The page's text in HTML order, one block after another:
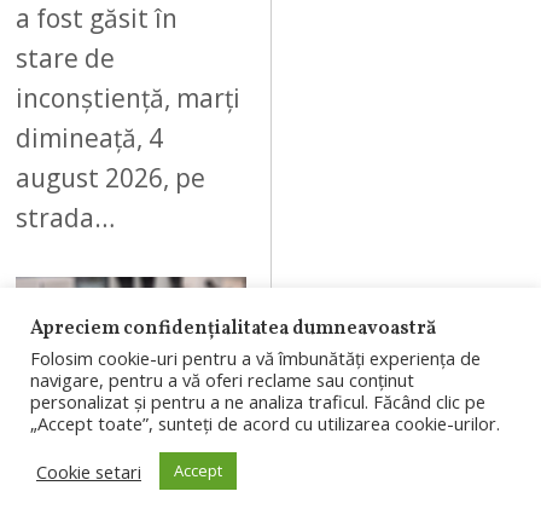
a fost găsit în
stare de
inconștiență, marți
dimineață, 4
august 2026, pe
strada…
09
AUGUST 4, 2026
Apreciem confidențialitatea dumneavoastră
Folosim cookie-uri pentru a vă îmbunătăți experiența de
navigare, pentru a vă oferi reclame sau conținut
personalizat și pentru a ne analiza traficul. Făcând clic pe
„Accept toate”, sunteți de acord cu utilizarea cookie-urilor.
Cookie setari
Accept